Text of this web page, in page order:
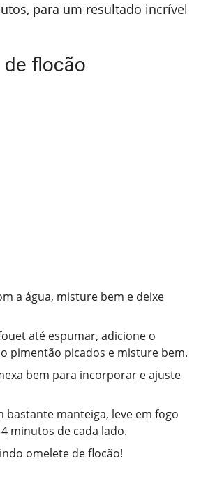
para um resultado incrível
de flocão
a água, misture bem e deixe
até espumar, adicione o
pimentão picados e misture bem.
bem para incorporar e ajuste
manteiga, leve em fogo
minutos de cada lado.
omelete de flocão!